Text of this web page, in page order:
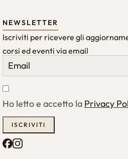
NEWSLETTER
Iscriviti per ricevere gli
corsi ed eventi via email
Ho letto e accetto la Privacy